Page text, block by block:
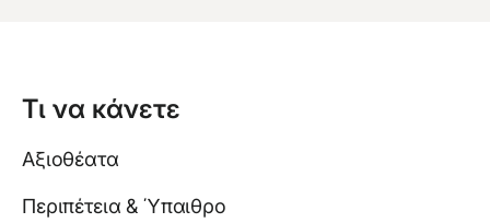
Τι να κάνετε
Αξιοθέατα
Περιπέτεια & Ύπαιθρο